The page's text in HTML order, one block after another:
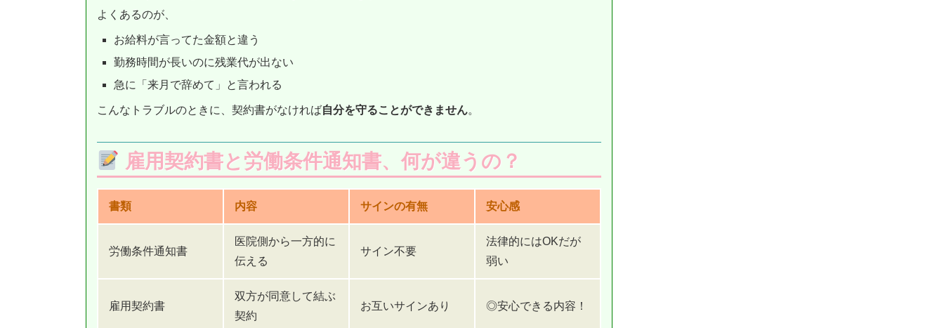
よくあるのが、
お給料が言ってた金額と違う
勤務時間が長いのに残業代が出ない
急に「来月で辞めて」と言われる
こんなトラブルのときに、契約書がなければ自分を守ることができません。
雇用契約書と労働条件通知書、何が違うの？
書類 内容 サインの有無 安心感
労働条件通知書
医院側から一方的に
伝える
サイン不要
法律的にはOKだが
弱い
雇用契約書
双方が同意して結ぶ
契約
お互いサインあり ◎安心できる内容！